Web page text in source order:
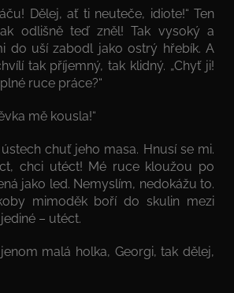
Dělej, ať ti neuteče, idiote!“ Ten
odlišně teď zněl! Tak vysoký a
do uší zabodl jako ostrý hřebík. A
tak příjemný, tak klidný. „Chyť ji!
ruce práce?“
mě kousla!“
chuť jeho masa. Hnusí se mi.
chci utéct! Mé ruce kloužou po
jako led. Nemyslím, nedokážu to.
mimoděk boří do skulin mezi
– utéct.
malá holka, Georgi, tak dělej,